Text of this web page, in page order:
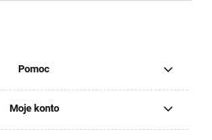
Pomoc
Moje konto